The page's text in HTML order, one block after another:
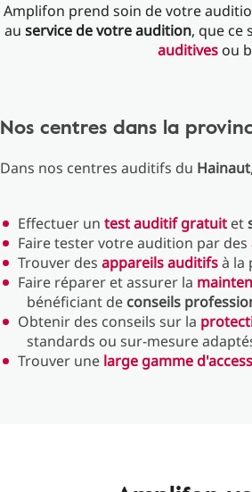
Amplifon prend soin de votre
au service de votre audition, que ce
auditivesou
Nos centres dans la
Dans nos centres auditifs du Hainaut
Effectuer un test auditif gratuit et
Faire tester votre audition par des
Trouver des appareils auditifsà la
Faire réparer et assurer la
bénéficiant de conseils
Obtenir des conseils sur la
standards ou sur-mesure
Trouver une large gamme